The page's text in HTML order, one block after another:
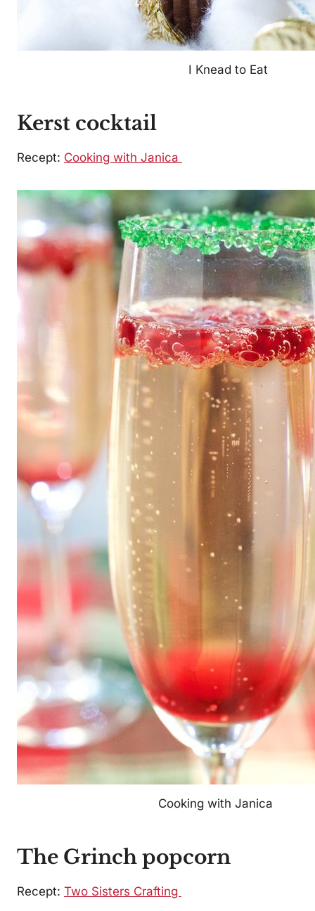
I Knead to Eat
Kerst cocktail
Recept: Cooking with Janica
Cooking with Janica
The Grinch popcorn
Recept: Two Sisters Crafting